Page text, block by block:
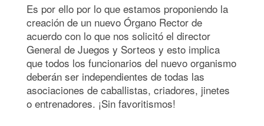
Es por ello por lo que estamos proponiendo la
creación de un nuevo Órgano Rector de
acuerdo con lo que nos solicitó el director
General de Juegos y Sorteos y esto implica
que todos los funcionarios del nuevo organismo
deberán ser independientes de todas las
asociaciones de caballistas, criadores, jinetes
o entrenadores. ¡Sin favoritismos!